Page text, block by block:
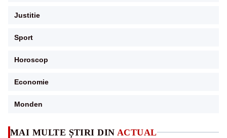
MAI MULTE ȘTIRI DIN ACTUAL
Justitie
Sport
Horoscop
Economie
Monden